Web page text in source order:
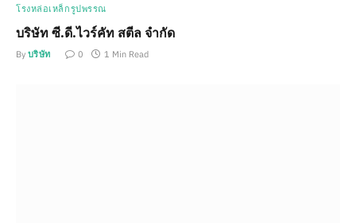
โรงหล่อเหล็กรูปพรรณ
บริษัท ซี.ดี.ไวร์คัท สตีล จำกัด
By บริษัท 0 1 Min Read